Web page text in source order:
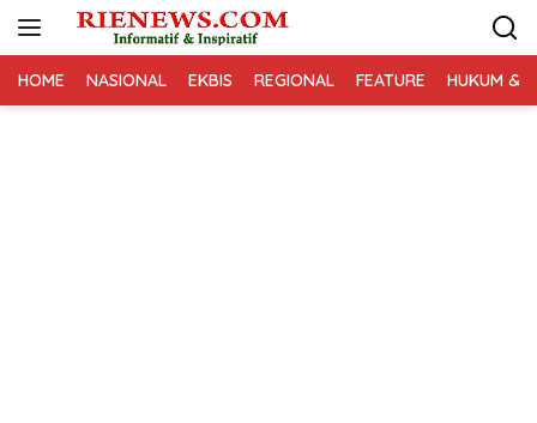
HOME NASIONAL EKBIS REGIONAL FEATURE HUKUM &